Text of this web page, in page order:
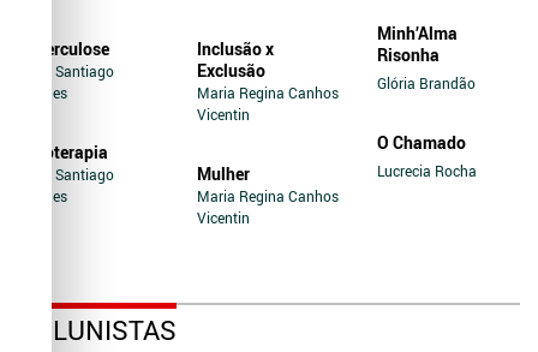
Tuberculose
Jairo Santiago
Novaes
Soroterapia
Jairo Santiago
Novaes
Inclusão x
Exclusão
Maria Regina Canhos
Vicentin
Mulher
Maria Regina Canhos
Vicentin
Minh’Alma
Risonha
Glória Brandão
O Chamado
Lucrecia Rocha
COLUNISTAS